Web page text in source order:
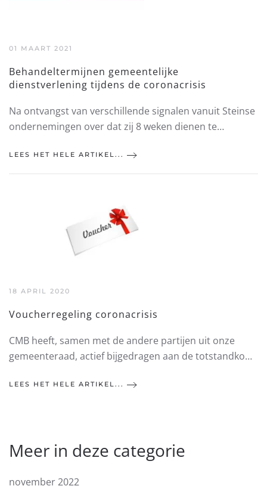
01 MAART 2021
Behandeltermijnen gemeentelijke
dienstverlening tijdens de coronacrisis
Na ontvangst van verschillende signalen vanuit Steinse
ondernemingen over dat zij 8 weken dienen te…
LEES HET HELE ARTIKEL...
18 APRIL 2020
Voucherregeling coronacrisis
CMB heeft, samen met de andere partijen uit onze
gemeenteraad, actief bijgedragen aan de totstandko…
LEES HET HELE ARTIKEL...
Meer in deze categorie
november 2022